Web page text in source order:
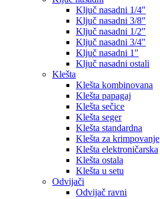
Ključ nasadni 1/4″
Ključ nasadni 3/8″
Ključ nasadni 1/2″
Ključ nasadni 3/4″
Ključ nasadni 1″
Ključ nasadni ostali
Klešta
Klešta kombinovana
Klešta papagaj
Klešta sečice
Klešta seger
Klešta standardna
Klešta za krimpovanje
Klešta elektroničarska
Klešta ostala
Klešta u setu
Odvijači
Odvijač ravni